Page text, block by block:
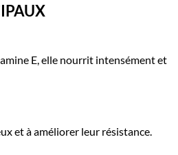
E, elle nourrit intensément et
et à améliorer leur résistance.